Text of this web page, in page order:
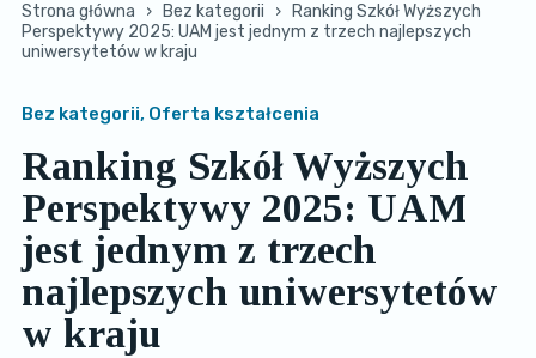
Strona główna › Bez kategorii ›
Ranking Szkół Wyższych
Perspektywy 2025: UAM jest jednym z trzech najlepszych
uniwersytetów w kraju
Bez kategorii, Oferta kształcenia
Ranking Szkół Wyższych
Perspektywy 2025: UAM
jest jednym z trzech
najlepszych uniwersytetów
w kraju